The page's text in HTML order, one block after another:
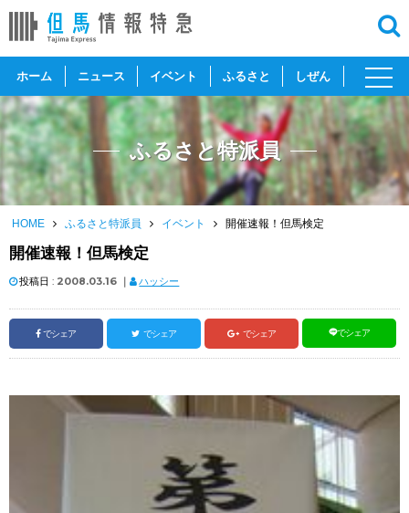
ホーム ニュース イベント ふるさと しぜん
toggle
ふるさと特派員
HOME ふるさと特派員 イベント 開催速報！但馬検定
開催速報！但馬検定
投稿日 : 2008.03.16 ｜ ハッシー
でシェア でシェア でシェア でシェア